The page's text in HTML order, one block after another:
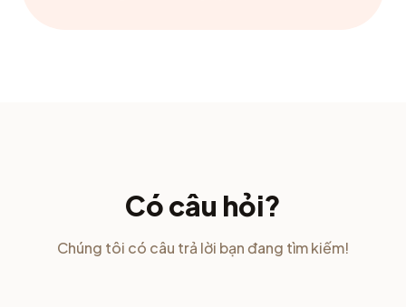
Có câu hỏi?
Chúng tôi có câu trả lời bạn đang tìm kiếm!